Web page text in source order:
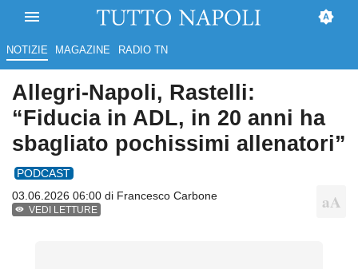
NOTIZIE MAGAZINE RADIO TN
Allegri-Napoli, Rastelli:
“Fiducia in ADL, in 20 anni ha
sbagliato pochissimi allenatori”
PODCAST
03.06.2026 06:00 di Francesco Carbone
VEDI LETTURE